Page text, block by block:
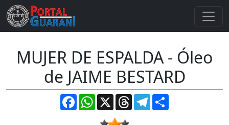
MUJER DE ESPALDA - Óleo
de JAIME BESTARD
FacebookWhatsApp
X ThreadsTelegram